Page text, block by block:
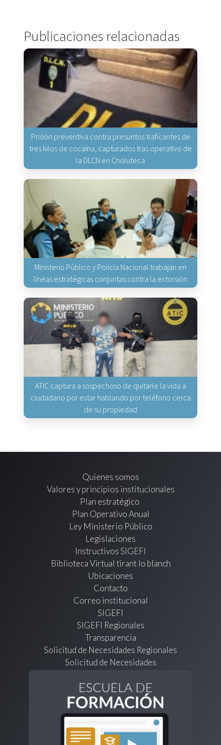
Publicaciones relacionadas
Prisión preventiva contra presuntos traficantes de
tres kilos de cocaína, capturados tras operativo de
la DLCN en Choluteca
Ministerio Público y Policía Nacional trabajan en
líneas estratégicas conjuntas contra la extorsión
ATIC captura a sospechoso de quitarle la vida a
ciudadano por estar hablando por teléfono cerca
de su propiedad
Quienes somos
Valores y principios institucionales
Plan estratégico
Plan Operativo Anual
Ley Ministerio Público
Legislaciones
Instructivos SIGEFI
Biblioteca Virtual tirant lo blanch
Ubicaciones
Contacto
Correo institucional
SIGEFI
SIGEFI Regionales
Transparencia
Solicitud de Necesidades Regionales
Solicitud de Necesidades